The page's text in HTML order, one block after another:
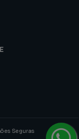
Seguras